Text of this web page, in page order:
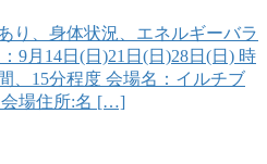
り、身体状況、エネルギーバラ
9月14日(日)21日(日)28日(日) 時
、15分程度 会場名：イルチブ
会場住所:名 […]